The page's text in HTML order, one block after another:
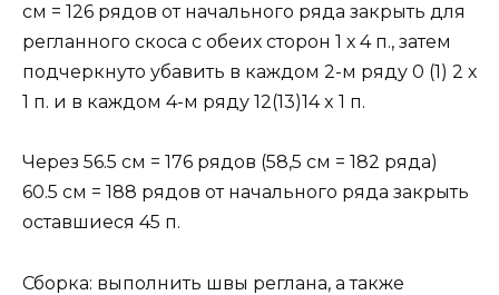
см = 126 рядов от начального ряда закрыть для
регланного скоса с обеих сторон 1 х 4 п., затем
подчеркнуто убавить в каждом 2-м ряду 0 (1) 2 х
1 п. и в каждом 4-м ряду 12(13)14 x 1 п.
Через 56.5 см = 176 рядов (58,5 см = 182 ряда)
60.5 см = 188 рядов от начального ряда закрыть
оставшиеся 45 п.
Сборка: выполнить швы реглана, а также